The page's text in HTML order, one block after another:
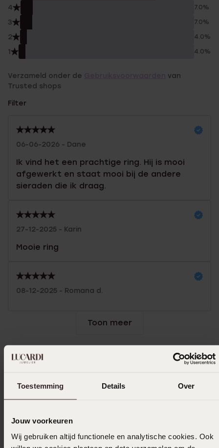
Toestemming Details Over
Jouw voorkeuren
Wij gebruiken altijd functionele en analytische cookies. Ook
4 7.0%
3 7.0%
2 4.0%
1 4.0%
Verzameld onder de
van
Trusted shops
Filter
06-06-2026 - Dane
Ik vind het een prachtige ring. Hij is mooi
afgewerkt en staat mooi bij de andere
sieraden die ik draag.
27-12-2025 - Karin
Mooie ring
08-12-2025 - Romana d.
Toon meer
Ook leuk voor jou